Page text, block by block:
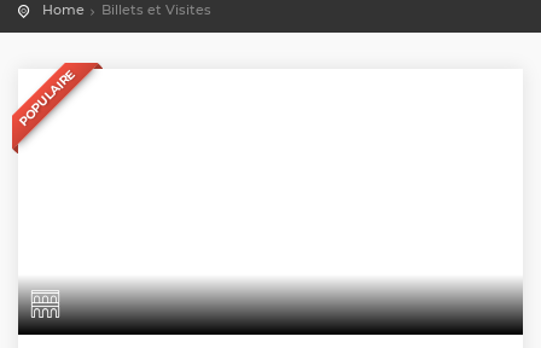
Home Billets et Visites
POPULAIRE